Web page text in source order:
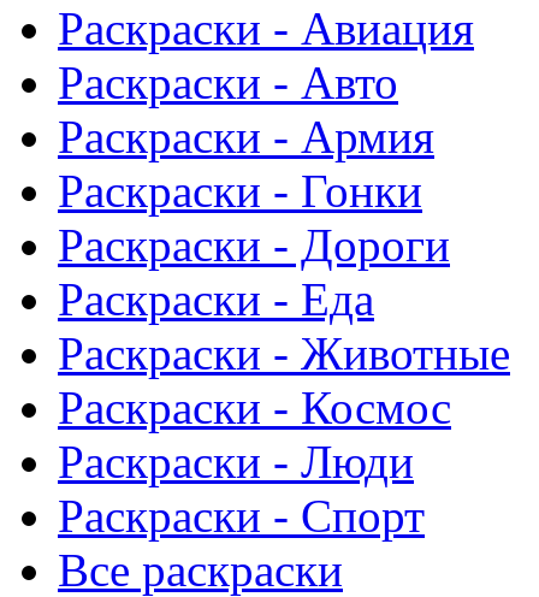
Раскраски - Авиация
Раскраски - Авто
Раскраски - Армия
Раскраски - Гонки
Раскраски - Дороги
Раскраски - Еда
Раскраски - Животныe
Раскраски - Космос
Раскраски - Люди
Раскраски - Спорт
Все раскраски